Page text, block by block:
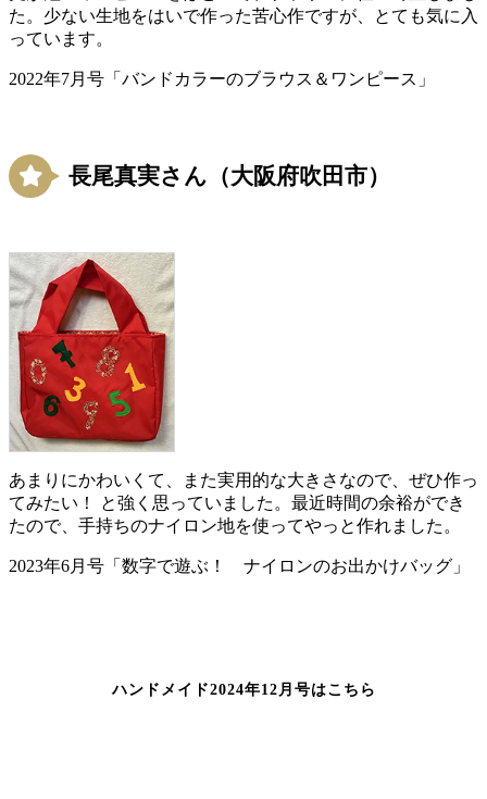
た。少ない生地をはいで作った苦心作ですが、とても気に入
っています。
2022年7月号「バンドカラーのブラウス＆ワンピース」
長尾真実さん（大阪府吹田市）
あまりにかわいくて、また実用的な大きさなので、ぜひ作っ
てみたい！ と強く思っていました。最近時間の余裕ができ
たので、手持ちのナイロン地を使ってやっと作れました。
2023年6月号「数字で遊ぶ！ ナイロンのお出かけバッグ」
ハンドメイド2024年12月号はこちら